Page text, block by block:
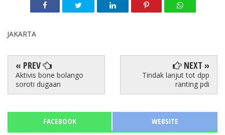
JAKARTA
« PREV
Aktivis bone bolango
soroti dugaan
NEXT »
Tindak lanjut tot dpp
ranting pdi
FACEBOOK WEBSITE